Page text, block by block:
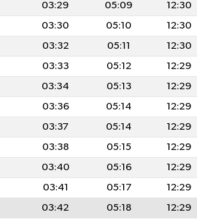
03:29 05:09 12:30
03:30 05:10 12:30
03:32 05:11 12:30
03:33 05:12 12:29
03:34 05:13 12:29
03:36 05:14 12:29
03:37 05:14 12:29
03:38 05:15 12:29
03:40 05:16 12:29
03:41 05:17 12:29
03:42 05:18 12:29